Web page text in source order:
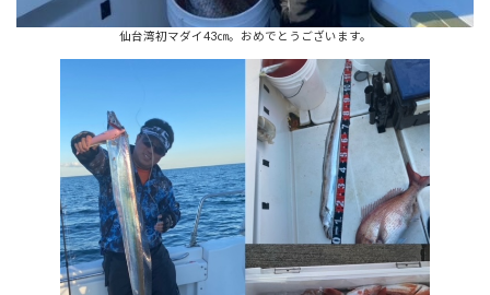
仙台湾初マダイ43㎝。おめでとうございます。